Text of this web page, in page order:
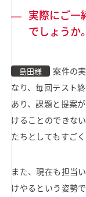
実際にご一
でしょうか。
島田様
案件の
なり、毎回テスト
あり、課題と提案
けることのできな
たちとしてもすご
また、現在も担当
けやるという姿勢